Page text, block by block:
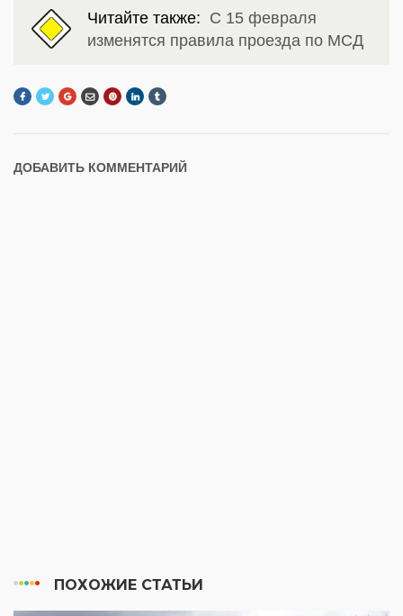
Читайте также: С 15 февраля
изменятся правила проезда по МСД
ДОБАВИТЬ КОММЕНТАРИЙ
ПОХОЖИЕ СТАТЬИ